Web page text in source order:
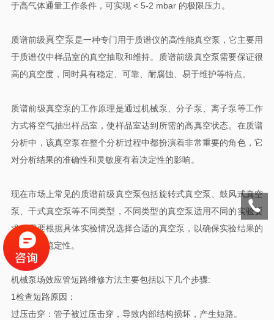
于高气体通量工作条件，可实现 < 5-2 mbar 的极限压力。
质谱前级真空泵是一种专门用于质谱仪的高性能真空泵，它主要用
于质谱仪中样品室的真空抽取和维持。质谱前级真空泵需要保证很
高的真空度，同时具有稳定、可靠、耐腐蚀、易于维护等特点。
质谱前级真空泵的工作原理是通过机械泵、分子泵、离子泵等工作
方式将空气抽出样品室，使样品室达到所需的高真空状态。在质谱
分析中，该真空泵在整个分析过程中都扮演着非常重要的角色，它
对分析结果的准确性和灵敏度有着决定性的影响。
现在市场上常见的质谱前级真空泵包括旋转式真空泵、鼓风式真空
泵、干式真空泵等不同类型，不同类型的真空泵适用不同的实验要
求。需要根据具体实验情况选择合适的真空泵，以确保实验结果的
准确性和稳定性。
机械泵场效应管短路维修方法主要包括以下几个步骤:
‌1检查短路原因‌：
‌过压击穿‌：管子被过压击穿，导致内部结构损坏，产生短路。